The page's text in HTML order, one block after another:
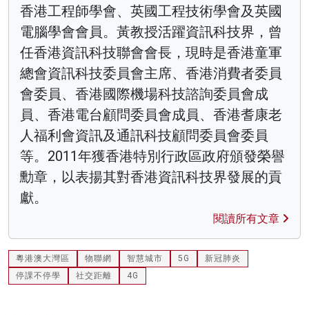
香港工程師學會、英國工程技術學會及英國
電腦學會會員。黃教授活躍資訊科技界，曾
任香港資訊科技聯會會長，現時是香港童軍
總會資訊科技委員會主席、香港消費者委員
會委員、香港國際機場科技諮詢委員會成
員、香港電台顧問委員會成員、香港耆康老
人福利會資訊及通訊科技顧問委員會委員
等。2011年獲香港特別行政區政府頒發榮譽
勳章，以表揚其對香港資訊科技界發展的貢
獻。
閱讀所有文章
粵港澳大灣區 物聯網 智慧城市 5G
新冠肺炎
停課不停學
社交距離 4G